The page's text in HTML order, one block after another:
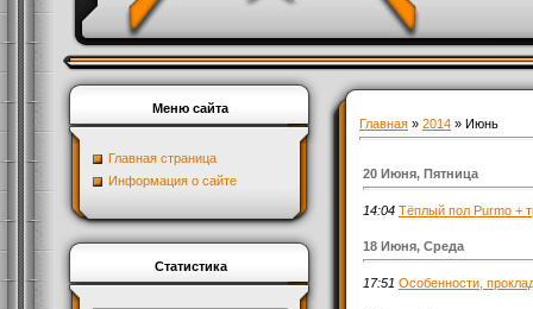
Меню сайта
Главная страница
Информация о сайте
Статистика
Главная » 2014 » Июнь
20 Июня, Пятница
14:04 Тёплый пол Purmo +
18 Июня, Среда
17:51 Особенности,